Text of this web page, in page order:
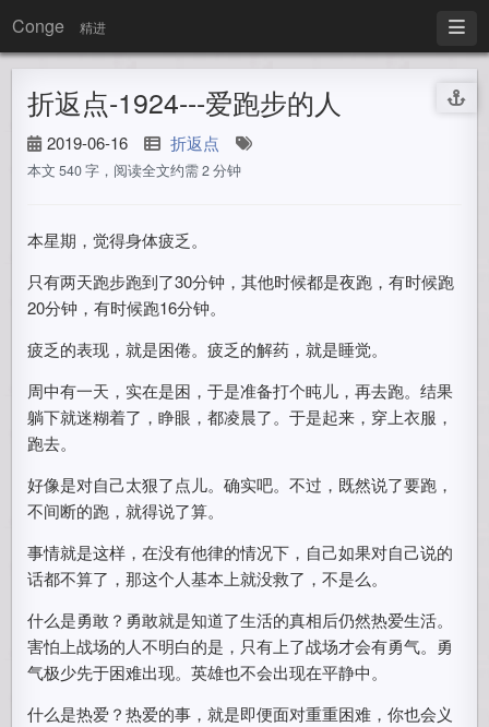
Conge 精进
折返点-1924---爱跑步的人
2019-06-16 折返点
本文 540 字，阅读全文约需 2 分钟
本星期，觉得身体疲乏。
只有两天跑步跑到了30分钟，其他时候都是夜跑，有时候跑
20分钟，有时候跑16分钟。
疲乏的表现，就是困倦。疲乏的解药，就是睡觉。
周中有一天，实在是困，于是准备打个盹儿，再去跑。结果
躺下就迷糊着了，睁眼，都凌晨了。于是起来，穿上衣服，
跑去。
好像是对自己太狠了点儿。确实吧。不过，既然说了要跑，
不间断的跑，就得说了算。
事情就是这样，在没有他律的情况下，自己如果对自己说的
话都不算了，那这个人基本上就没救了，不是么。
什么是勇敢？勇敢就是知道了生活的真相后仍然热爱生活。
害怕上战场的人不明白的是，只有上了战场才会有勇气。勇
气极少先于困难出现。英雄也不会出现在平静中。
什么是热爱？热爱的事，就是即便面对重重困难，你也会义